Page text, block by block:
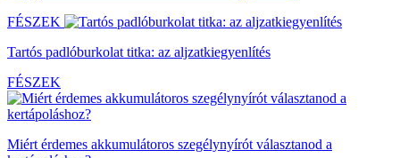
FÉSZEK
Tartós padlóburkolat titka: az aljzatkiegyenlítés
FÉSZEK
Miért érdemes akkumulátoros szegélynyírót választanod a